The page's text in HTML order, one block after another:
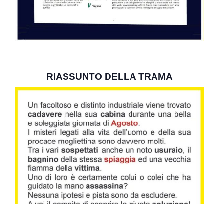
RIASSUNTO DELLA TRAMA